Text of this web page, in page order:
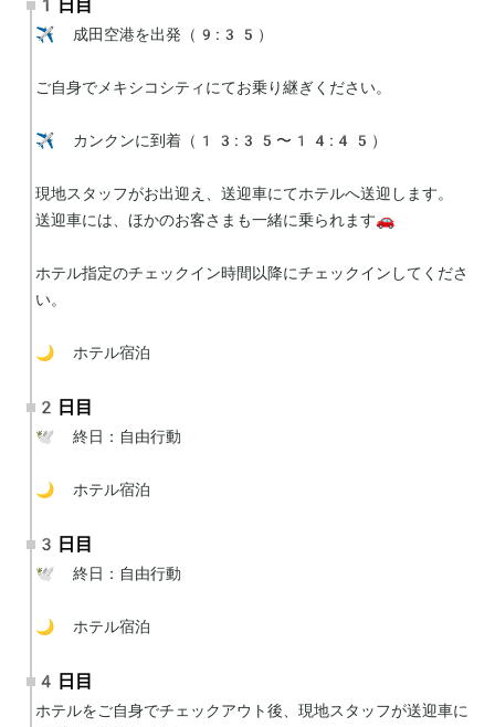
1日目
✈️ 成田空港を出発（9:35）
ご自身でメキシコシティにてお乗り継ぎください。
✈️ カンクンに到着（13:35〜14:45）
現地スタッフがお出迎え、送迎車にてホテルへ送迎します。
送迎車には、ほかのお客さまも一緒に乗られます🚗
ホテル指定のチェックイン時間以降にチェックインしてくださ
い。
🌙 ホテル宿泊
2日目
🕊 終日：自由行動
🌙 ホテル宿泊
3日目
🕊 終日：自由行動
🌙 ホテル宿泊
4日目
ホテルをご自身でチェックアウト後、現地スタッフが送迎車に